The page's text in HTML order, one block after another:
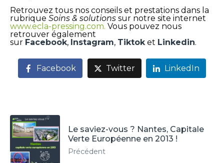
Retrouvez tous nos conseils et prestations dans la
rubrique Soins & solutions sur notre site internet
www.ecla-pressing.com. Vous pouvez nous
retrouver également
sur Facebook, Instagram, Tiktoket Linkedin.
Facebook Twitter LinkedIn
Le saviez-vous ? Nantes, Capitale
Verte Européenne en 2013 !
Précédent